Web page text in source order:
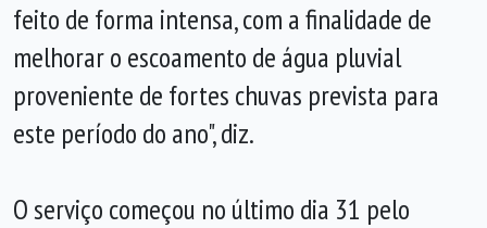
feito de forma intensa, com a finalidade de
melhorar o escoamento de água pluvial
proveniente de fortes chuvas prevista para
este período do ano", diz.
O serviço começou no último dia 31 pelo